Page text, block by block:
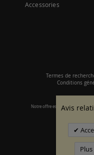
Accessories
Termes de
Conditions
Notre offre est axée sur les
Avis